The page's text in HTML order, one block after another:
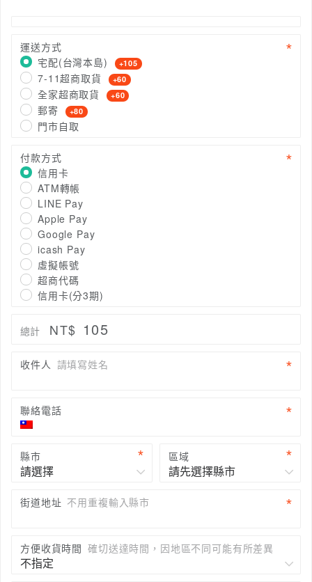
運送方式
宅配(台灣本島)
+105
7-11超商取貨 +60
全家超商取貨 +60
郵寄 +80
門市自取
付款方式
信用卡
ATM轉帳
LINE Pay
Apple Pay
Google Pay
icash Pay
虛擬帳號
超商代碼
信用卡(分3期)
總計 NT$ 105
收件人 請填寫姓名
聯絡電話
縣市 區域
街道地址 不用重複輸入縣市
方便收貨時間 確切送達時間，因地區不同可能有所差異